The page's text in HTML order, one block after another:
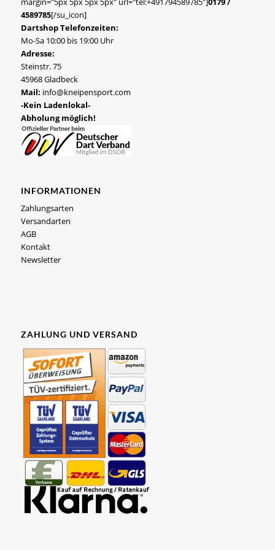
4589785[/su_icon]
Dartshop Telefonzeiten:
Mo-Sa 10:00 bis 19:00 Uhr
Adresse:
Steinstr. 75
45968 Gladbeck
Mail: info@kneipensport.com
-Kein Ladenlokal-
Abholung möglich!
INFORMATIONEN
Zahlungsarten
Versandarten
AGB
Kontakt
Newsletter
ZAHLUNG UND VERSAND